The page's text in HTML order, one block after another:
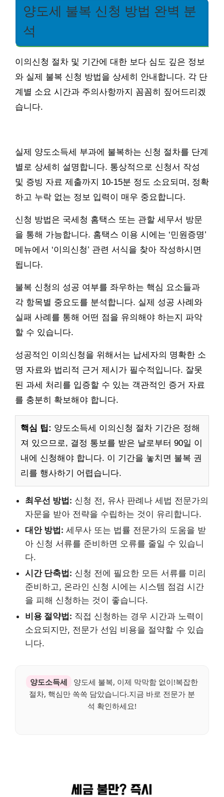
양도세 불복 신청 방법 완벽 분
석
이의신청 절차 및 기간에 대한 보다 심도 깊은 정보
와 실제 불복 신청 방법을 상세히 안내합니다. 각 단
계별 소요 시간과 주의사항까지 꼼꼼히 짚어드리겠
습니다.
실제 양도소득세 부과에 불복하는 신청 절차를 단계
별로 상세히 설명합니다. 통상적으로 신청서 작성
및 증빙 자료 제출까지 10-15분 정도 소요되며, 정확
하고 누락 없는 정보 입력이 매우 중요합니다.
신청 방법은 국세청 홈택스 또는 관할 세무서 방문
을 통해 가능합니다. 홈택스 이용 시에는 ‘민원증명’
메뉴에서 ‘이의신청’ 관련 서식을 찾아 작성하시면
됩니다.
불복 신청의 성공 여부를 좌우하는 핵심 요소들과
각 항목별 중요도를 분석합니다. 실제 성공 사례와
실패 사례를 통해 어떤 점을 유의해야 하는지 파악
할 수 있습니다.
성공적인 이의신청을 위해서는 납세자의 명확한 소
명 자료와 법리적 근거 제시가 필수적입니다. 잘못
된 과세 처리를 입증할 수 있는 객관적인 증거 자료
를 충분히 확보해야 합니다.
핵심 팁: 양도소득세 이의신청 절차 기간은 정해
져 있으므로, 결정 통보를 받은 날로부터 90일 이
내에 신청해야 합니다. 이 기간을 놓치면 불복 권
리를 행사하기 어렵습니다.
최우선 방법: 신청 전, 유사 판례나 세법 전문가의
자문을 받아 전략을 수립하는 것이 유리합니다.
대안 방법: 세무사 또는 법률 전문가의 도움을 받
아 신청 서류를 준비하면 오류를 줄일 수 있습니
다.
시간 단축법: 신청 전에 필요한 모든 서류를 미리
준비하고, 온라인 신청 시에는 시스템 점검 시간
을 피해 신청하는 것이 좋습니다.
비용 절약법: 직접 신청하는 경우 시간과 노력이
소요되지만, 전문가 선임 비용을 절약할 수 있습
니다.
양도소득세
양도세 불복, 이제 막막함 없이!복잡한
절차, 핵심만 쏙쏙 담았습니다.지금 바로 전문가 분
석 확인하세요!